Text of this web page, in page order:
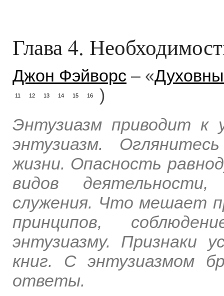
Глава 4.
Джон Фэйворс – «
11 12 13 14 15 16
)
Энтузиазм приводит к
энтузиазм.
жизни. Опасность
видов
служения. Что мешает
принципов,
энтузиазму. Признаки
книг. С энтузиазмом
ответы.